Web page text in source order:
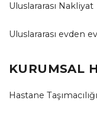
Uluslararası Nakliyat
Uluslararası evden
KURUMSAL
Hastane Taşımacılığı